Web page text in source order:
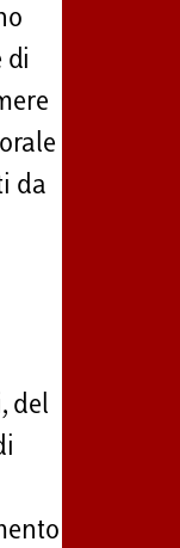
di
da
del